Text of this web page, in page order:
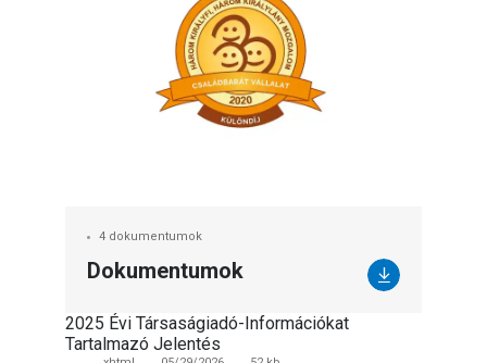
4 dokumentumok
Dokumentumok
2025 Évi Társaságiadó-Információkat
Tartalmazó Jelentés